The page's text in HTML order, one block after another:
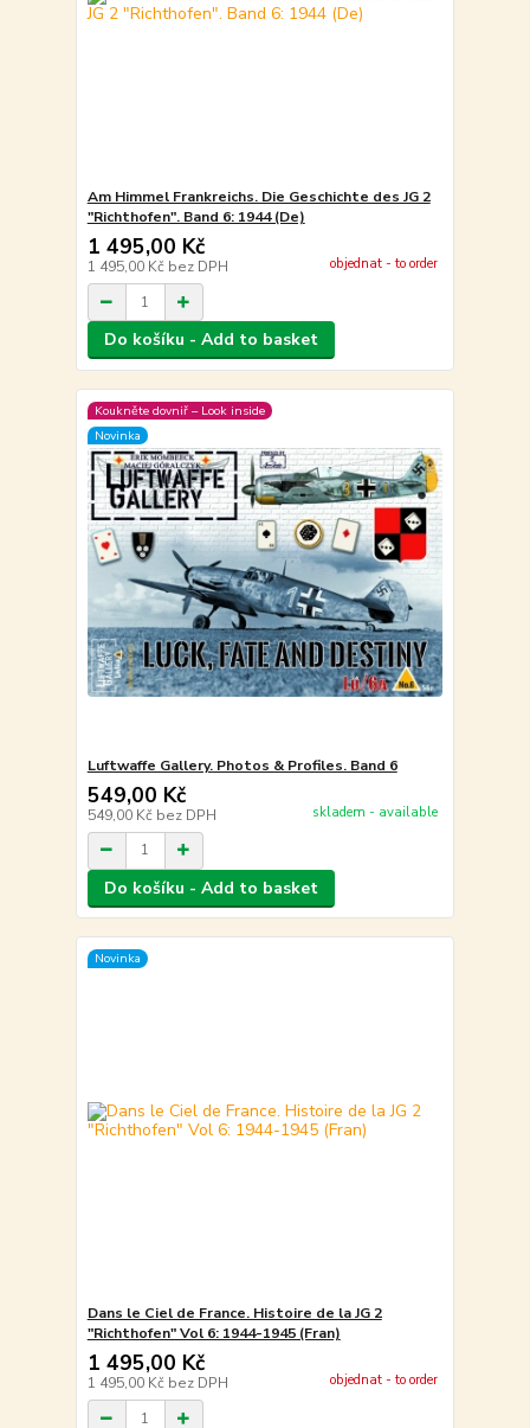
Am Himmel Frankreichs. Die Geschichte des JG 2
"Richthofen". Band 6: 1944 (De)
1 495,00 Kč
1 495,00 Kč bez DPH objednat - to order
Do košíku - Add to basket
Koukněte dovniř – Look inside
Novinka
Luftwaffe Gallery. Photos & Profiles. Band 6
549,00 Kč
549,00 Kč bez DPH skladem - available
Do košíku - Add to basket
Novinka
Dans le Ciel de France. Histoire de la JG 2
"Richthofen" Vol 6: 1944-1945 (Fran)
1 495,00 Kč
1 495,00 Kč bez DPH objednat - to order